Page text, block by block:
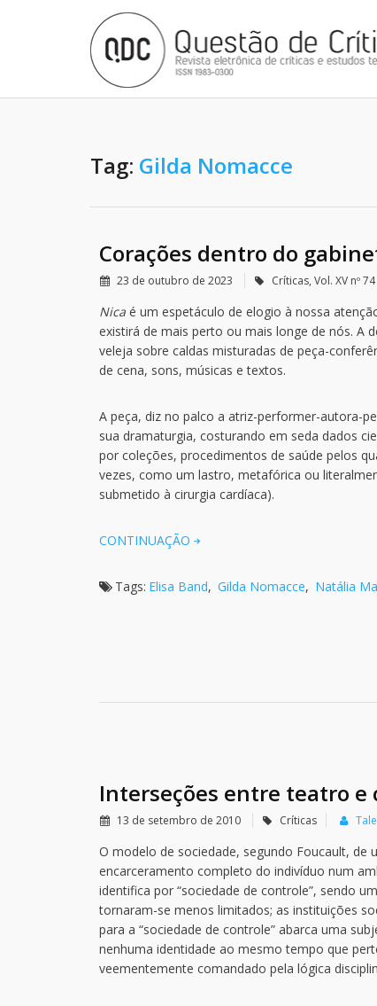
Tag: Gilda Nomacce
Corações dentro do
23 de outubro de 2023 Críticas, Vol. XV nº
Nica é um espetáculo de elogio à nossa
existirá de mais perto ou mais longe de nós. A
veleja sobre caldas misturadas de peça-
de cena, sons, músicas e textos.
A peça, diz no palco a atriz-performer-autora-
sua dramaturgia, costurando em seda dados
por coleções, procedimentos de saúde pelos
vezes, como um lastro, metafórica ou
submetido à cirurgia cardíaca).
CONTINUAÇÃO
Tags: Elisa Band, Gilda Nomacce, Natália
Interseções entre teatro
13 de setembro de 2010 Críticas
O modelo de sociedade, segundo Foucault, de
encarceramento completo do indivíduo num
identifica por “sociedade de controle”, sendo
tornaram-se menos limitados; as instituições
para a “sociedade de controle” abarca uma
nenhuma identidade ao mesmo tempo que
veementemente comandado pela lógica